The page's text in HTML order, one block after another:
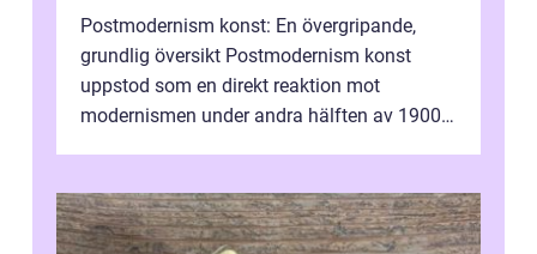
Postmodernism konst: En övergripande,
grundlig översikt Postmodernism konst
uppstod som en direkt reaktion mot
modernismen under andra hälften av 1900-